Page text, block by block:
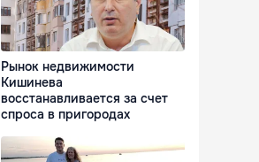
Рынок недвижимости
Кишинева
восстанавливается за счет
спроса в пригородах